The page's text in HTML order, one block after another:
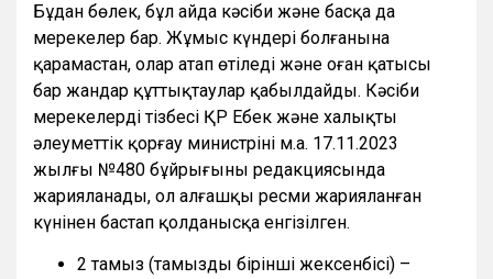
Бұдан бөлек, бұл айда кәсіби және басқа да
мерекелер бар. Жұмыс күндері болғанына
қарамастан, олар атап өтіледі және оған қатысы
бар жандар құттықтаулар қабылдайды. Кәсіби
мерекелердің тізбесі ҚР Еңбек және халықты
әлеуметтік қорғау министрінің м.а. 17.11.2023
жылғы №480 бұйрығының редакциясында
жарияланады, ол алғашқы ресми жарияланған
күнінен бастап қолданысқа енгізілген.
2 тамыз (тамыздың бірінші жексенбісі) –